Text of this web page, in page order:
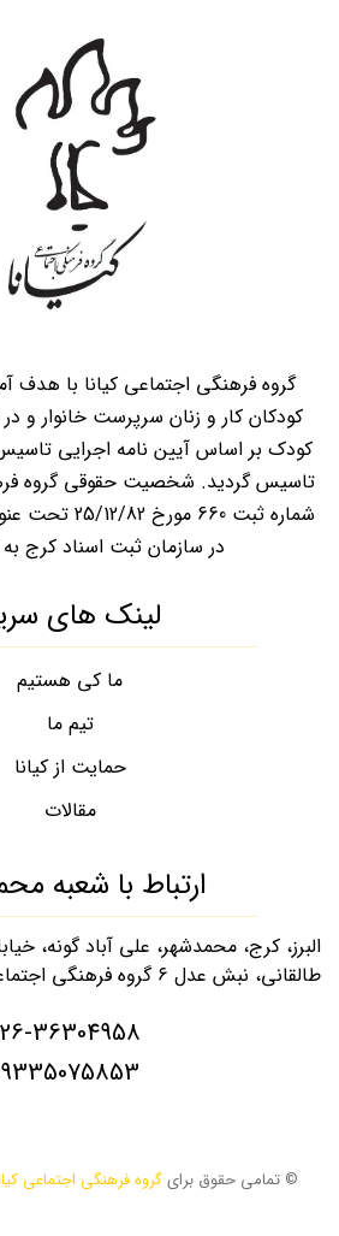
گروه فرهنگی اجتماعی کیانا با هدف
کودکان کار و زنان سرپرست خانوار و
کودک بر اساس آیین نامه اجرایی
تاسیس گردید. شخصیت حقوقی گروه
شماره ثبت 660
در سازمان ثبت اسناد کرج
لینک های
ما کی هستیم
تیم ما
حمایت از کیانا
مقالات
ارتباط با شعبه
البرز، کرج، محمدشهر، علی آباد گونه،
طالقانی، نبش عدل ۶ گروه فرهنگی اجتماعی کیانا
36304958
© تمامی حقوق برایگروه فرهنگی اجتماعی